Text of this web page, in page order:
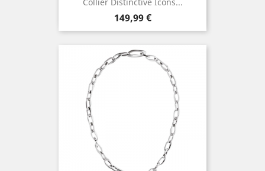
Prix
149,99 €